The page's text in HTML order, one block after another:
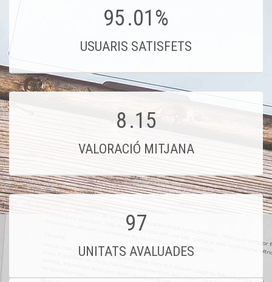
95.01%
USUARIS SATISFETS
8.15
VALORACIÓ MITJANA
97
UNITATS AVALUADES